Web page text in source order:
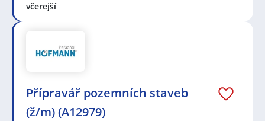
včerejší
Přípravář pozemních staveb
(ž/m) (A12979)